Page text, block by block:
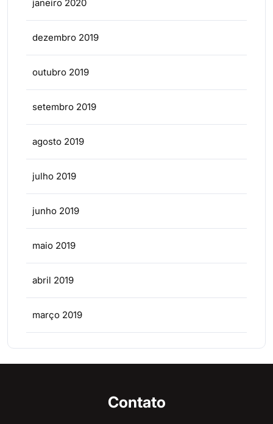
janeiro 2020
dezembro 2019
outubro 2019
setembro 2019
agosto 2019
julho 2019
junho 2019
maio 2019
abril 2019
março 2019
Contato